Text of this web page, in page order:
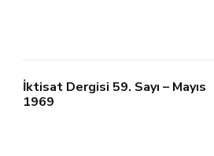
İktisat Dergisi 59. Sayı – Mayıs
1969